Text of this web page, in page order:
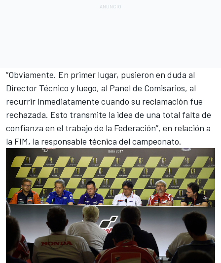
“Obviamente. En primer lugar, pusieron en duda al
Director Técnico y luego, al Panel de Comisarios, al
recurrir inmediatamente cuando su reclamación fue
rechazada. Esto transmite la idea de una total falta de
confianza en el trabajo de la Federación”, en relación a
la FIM, la responsable técnica del campeonato.